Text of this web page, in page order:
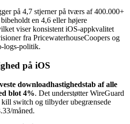
på 4,7 stjerner på tværs af 400.000+
en 4,6 eller højere
viser konsistent iOS-appkvalitet
fra PricewaterhouseCoopers og
logs-politik.
på iOS
downloadhastighedstab af alle
blot 4%. Det understøtter WireGuard
switch og tilbyder ubegrænsede
måned.